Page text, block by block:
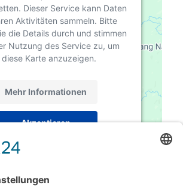
Dieser Service kann Daten
Aktivitäten sammeln. Bitte
die Details durch und stimmen
Nutzung des Service zu, um
diese Karte anzuzeigen.
Mehr Informationen
Akzeptieren
by
Platform